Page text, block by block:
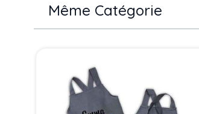
Même Catégorie